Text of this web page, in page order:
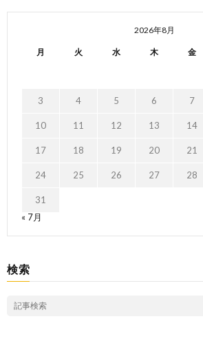
2026年8月
月 火 水 木 金
3 4 5 6 7
10 11 12 13 14
17 18 19 20 21
24 25 26 27 28
31
« 7月
検索